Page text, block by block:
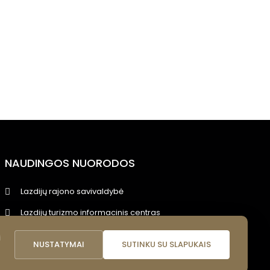
NAUDINGOS NUORODOS
Lazdijų rajono savivaldybė
Lazdijų turizmo informacinis centras
Lazdijų viešoji biblioteka
Lietuvos nacionalinis kultūros centras
NUSTATYMAI SUTINKU SU SLAPUKAIS